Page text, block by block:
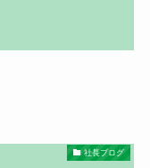
社長ブログ